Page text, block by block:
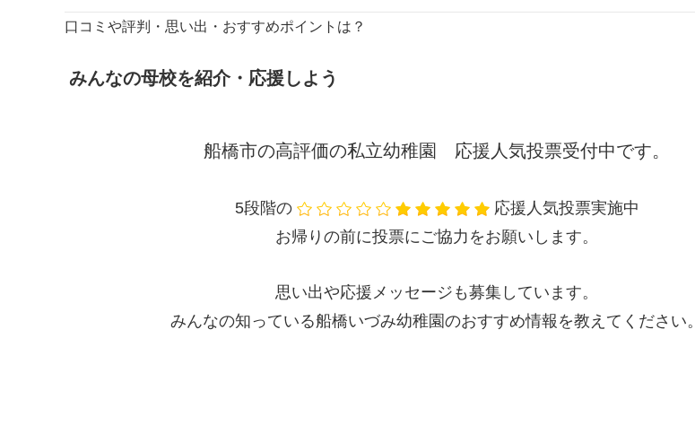
口コミや評判・思い出・おすすめポイントは？
みんなの母校を紹介・応援しよう
船橋市の高評価の私立幼稚園 応援人気投票受付中です。
5段階の
応援人気投票実施中
お帰りの前に投票にご協力をお願いします。
思い出や応援メッセージも募集しています。
みんなの知っている船橋いづみ幼稚園のおすすめ情報を教えてください。